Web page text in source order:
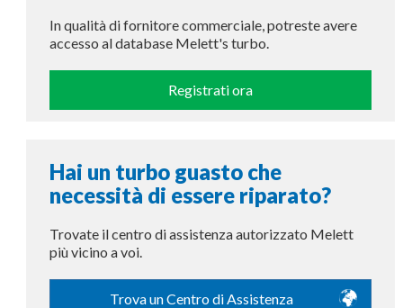
In qualità di fornitore commerciale, potreste avere
accesso al database Melett's turbo.
Registrati ora
Hai un turbo guasto che
necessità di essere riparato?
Trovate il centro di assistenza autorizzato Melett
più vicino a voi.
Trova un Centro di Assistenza